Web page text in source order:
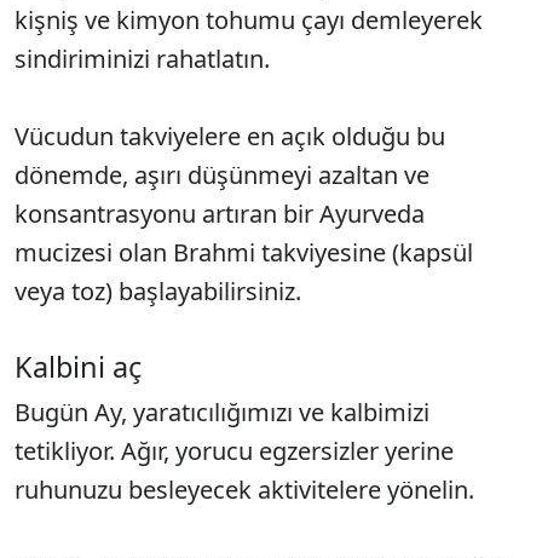
kişniş ve kimyon tohumu çayı demleyerek
sindiriminizi rahatlatın.
Vücudun takviyelere en açık olduğu bu
dönemde, aşırı düşünmeyi azaltan ve
konsantrasyonu artıran bir Ayurveda
mucizesi olan Brahmi takviyesine (kapsül
veya toz) başlayabilirsiniz.
Kalbini aç
Bugün Ay, yaratıcılığımızı ve kalbimizi
tetikliyor. Ağır, yorucu egzersizler yerine
ruhunuzu besleyecek aktivitelere yönelin.